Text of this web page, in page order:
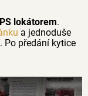
lokátorem.
a jednoduše
Po předání kytice